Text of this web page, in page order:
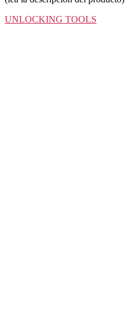
UNLOCKING TOOLS